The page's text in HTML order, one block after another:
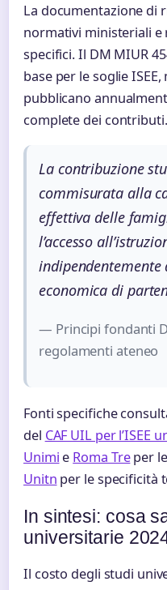
La documentazione di
normativi ministeriali
specifici. Il DM MIUR
base per le soglie
pubblicano
complete dei contributi.
La contribuzione
commisurata alla
effettiva delle
l’accesso
economica di
— Principi fondanti
regolamenti ateneo
Fonti specifiche
del CAF UIL per l’ISEE
Unimi e Roma Treper
Unitn per le specificità
In sintesi: cosa
universitarie
Il costo degli studi